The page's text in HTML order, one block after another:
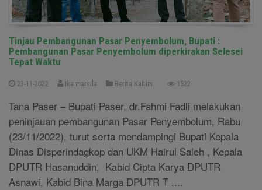
Tinjau Pembangunan Pasar Penyembolum, Bupati :
Pembangunan Pasar Penyembolum diperkirakan Selesei
Tepat Waktu
23-11-2022 Ika marsila Berita Kaltim 1522
Tana Paser – Bupati Paser, dr.Fahmi Fadli melakukan
peninjauan pembangunan Pasar Penyembolum, Rabu
(23/11/2022), turut serta mendampingi Bupati Kepala
Dinas Disperindagkop dan UKM Hairul Saleh , Kepala
DPUTR Hasanuddin, Kabid Cipta Karya DPUTR
Asnawi, Kabid Bina Marga DPUTR T ....